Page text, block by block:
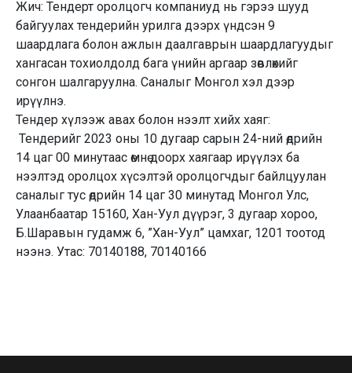
Жич: Тендерт оролцогч компаниуд нь гэрээ шууд
байгуулах тендерийн урилга дээрх үндсэн 9
шаардлага болон ажлын даалгаврын шаардлагуудыг
хангасан тохиолдолд бага үнийн аргаар зөвлөхийг
сонгон шалгаруулна. Саналыг Монгол хэл дээр
ирүүлнэ.
Тендер хүлээж авах болон нээлт хийх хаяг:
Тендерийг 2023 оны 10 дугаар сарын 24-ний өдрийн
14 цаг 00 минутаас өмнө доорх хаягаар ирүүлэх ба
нээлтэд оролцох хүсэлтэй оролцогчдыг байлцуулан
саналыг тус өдрийн 14 цаг 30 минутад Монгол Улс,
Улаанбаатар 15160, Хан-Уул дүүрэг, 3 дугаар хороо,
Б.Шаравын гудамж 6, ”Хан-Уул” цамхаг, 1201 тоотод
нээнэ. Утас: 70140188, 70140166